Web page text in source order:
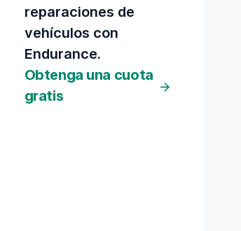
reparaciones de
vehículos con
Endurance.
Obtenga una cuota
gratis